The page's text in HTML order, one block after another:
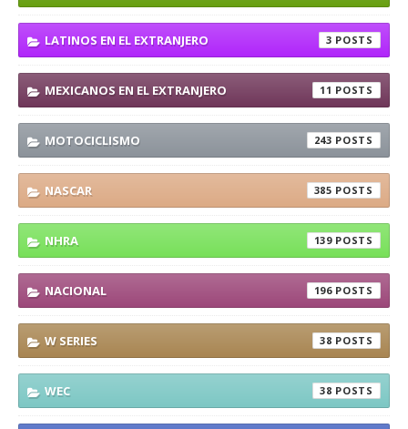
LATINOS EN EL EXTRANJERO 3
MEXICANOS EN EL EXTRANJERO 11
MOTOCICLISMO 243
NASCAR 385
NHRA 139
NACIONAL 196
W SERIES 38
WEC 38